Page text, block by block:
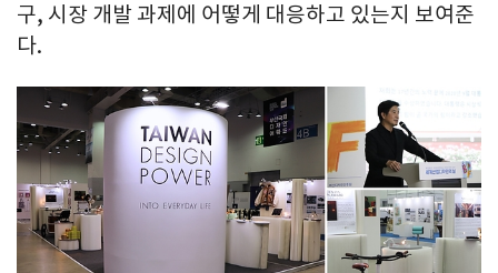
구, 시장 개발 과제에 어떻게 대응하고 있는지 보여준
다.